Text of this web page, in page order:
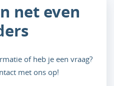
net even
of heb je een vraag?
met ons op!